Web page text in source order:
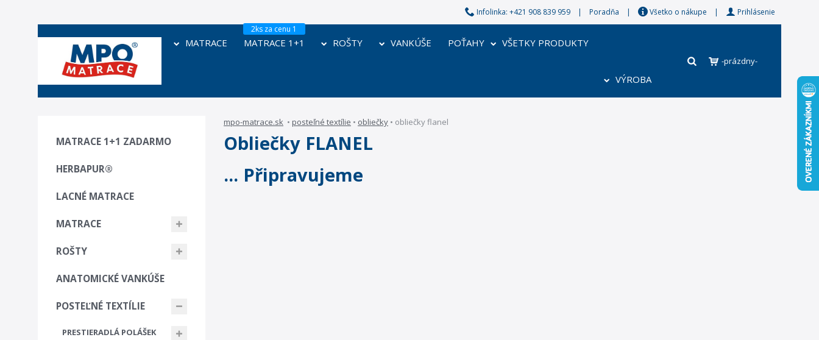
Infolinka: +421 908 839 959 | Poradňa | Všetko o nákupe | Prihlásenie
MATRACE MATRACE 1+1 ROŠTY VANKÚŠE POŤAHY VŠETKY PRODUKTY
VÝROBA
-prázdny-
mpo-matrace.sk • posteľné textílie • obliečky • obliečky flanel
Obliečky FLANEL
... Připravujeme
MATRACE 1+1 ZADARMO
HERBAPUR®
LACNÉ MATRACE
MATRACE
ROŠTY
ANATOMICKÉ VANKÚŠE
POSTEĽNÉ TEXTÍLIE
PRESTIERADLÁ POLÁŠEK